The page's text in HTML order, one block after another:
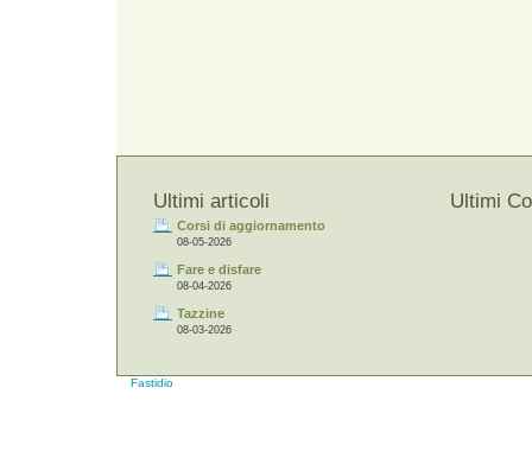
Ultimi articoli
Corsi di aggiornamento
08-05-2026
Fare e disfare
08-04-2026
Tazzine
08-03-2026
Ultimi
Fastidio